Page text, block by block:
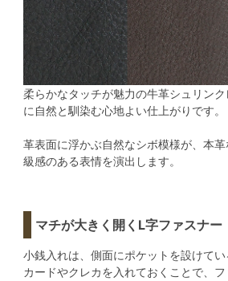
柔らかなタッチが魅力の牛革シュリン
に自然と馴染む心地よい仕上がりです。
革表面に浮かぶ自然なシボ模様が、本
級感のある表情を演出します。
マチが大きく開くL字ファスナー
小銭入れは、側面にポケットを設けて
カードやクレカを入れておくことで、